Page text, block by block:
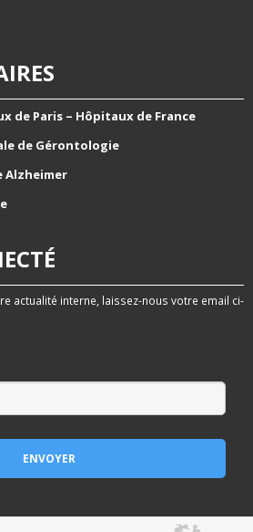
de Paris – Hôpitaux de France
de Gérontologie
Alzheimer
actualité interne, laissez-nous votre email ci-